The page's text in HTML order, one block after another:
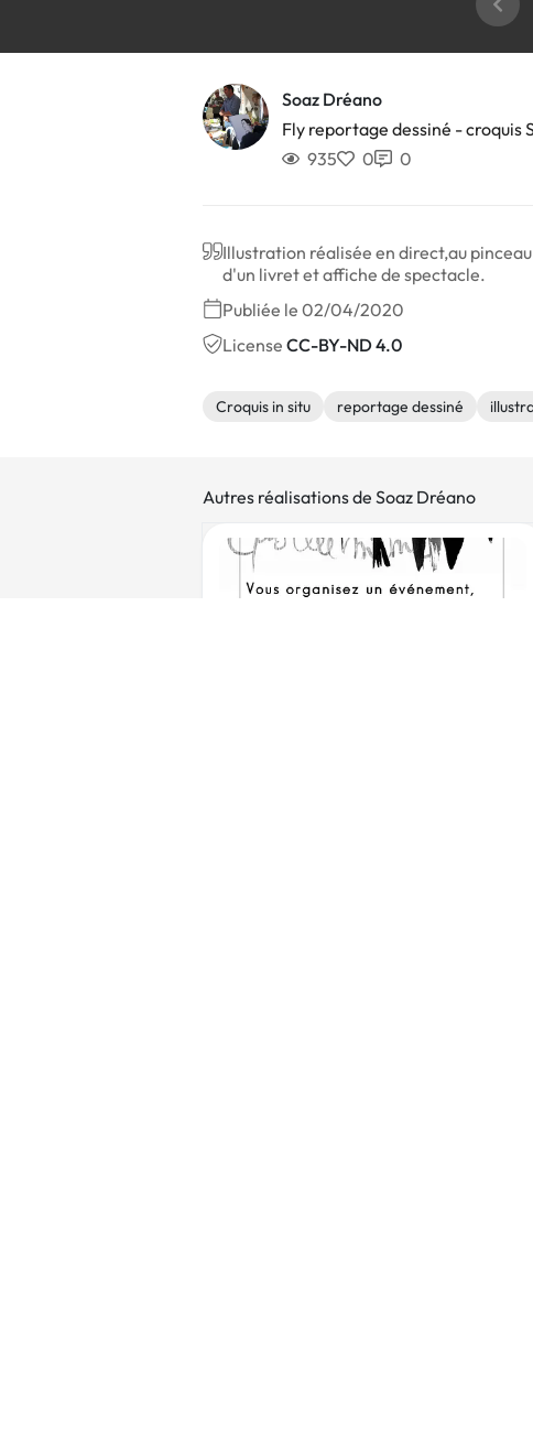
Soaz Dréano
Fly reportage dessiné - croquis
935 0 0
Illustration réalisée en direct,au
d'un livret et affiche de spectacle.
Publiée le 02/04/2020
License CC-BY-ND 4.0
Croquis in situ reportage dessiné
Autres réalisations de Soaz Dréano